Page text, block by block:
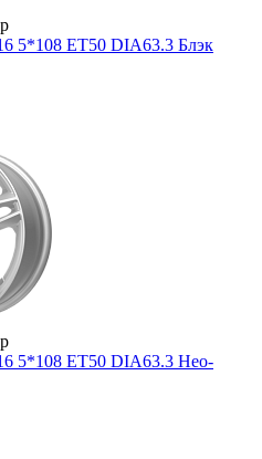
5*108 ET50 DIA63.3 Блэк
5*108 ET50 DIA63.3 Нео-